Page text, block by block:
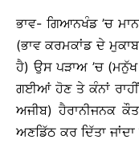
ਭਾਵ- ਗਿਆਨਖੰਡ ’ਚ
(ਭਾਵ ਕਰਮਕਾਂਡ ਦੇ
ਹੈ) ਉਸ ਪੜਾਅ ’ਚ
ਗਈਆਂ ਹੋਣ ਤੇ ਕੰਨਾਂ
ਅਜੀਬ) ਹੈਰਾਨੀਜਨਕ
ਅਣਡਿੱਠ ਕਰ ਦਿੱਤਾ ਜਾਂਦਾ